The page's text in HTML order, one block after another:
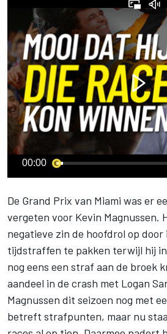
00:00
De Grand Prix van Miami was er
vergeten voor Kevin Magnussen.
negatieve zin de hoofdrol op
tijdstraffen te pakken terwijl hij
nog eens een straf aan de broek
aandeel in de crash met Logan
Magnussen dit seizoen nog met
betreft strafpunten, maar nu